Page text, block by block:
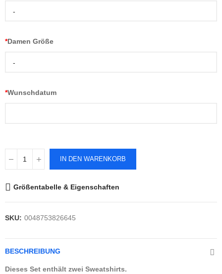
-
*Damen Größe
-
*Wunschdatum
IN DEN WARENKORB
Größentabelle & Eigenschaften
SKU: 0048753826645
BESCHREIBUNG
Dieses Set enthält zwei Sweatshirts.